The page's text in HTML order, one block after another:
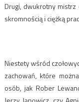
Drugi, dwukrotny
skromnością i ciężką
Niestety wśród
zachowań, które
osób, jak Rober